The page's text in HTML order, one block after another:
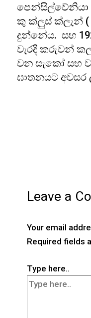
පෙන්සිල්වේනියා
කු ක්ලුස් ක්ලැන් (
දුන්නේය. සහ
වැරදි කරුවන්
වන සැකෝ සහ
ඝාතනයට අවසර
Leave a
Your email
Required fields
Type here..